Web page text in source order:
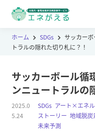
ホーム SDGs
サッカー
トラルの隠れた切り札に？！
サッカーボール循
ンニュートラルの
SDGs アート×エネ
ストーリー ,地域脱炭
未来予測
2025.0
5.24